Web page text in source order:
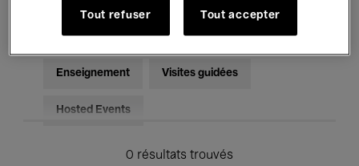
Pour tous Kids’ Palace
Enseignement Visites guidées
Hosted Events
0 résultats trouvés
Tout refuser Tout accepter